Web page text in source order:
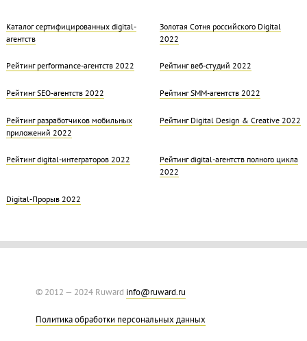
Каталог сертифицированных digital-
агентств
Золотая Cотня российского Digital
2022
Рейтинг performance-агентств 2022 Рейтинг веб-студий 2022
Рейтинг SEO-агентств 2022 Рейтинг SMM-агентств 2022
Рейтинг разработчиков мобильных
приложений 2022
Рейтинг Digital Design & Creative 2022
Рейтинг digital-интеграторов 2022
Рейтинг digital-агентств полного цикла
2022
Digital-Прорыв 2022
© 2012 — 2024 Ruward info@ruward.ru
Политика обработки персональных данных